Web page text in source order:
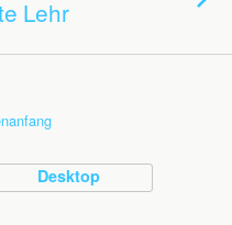
Lehr
Desktop